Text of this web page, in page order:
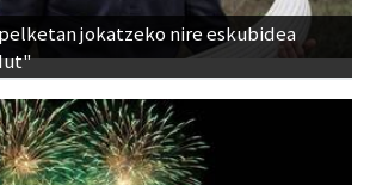
jokatzeko nire eskubidea